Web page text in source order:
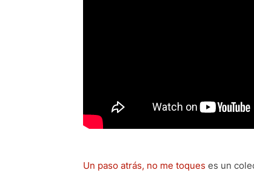
Un paso atrás, no me toques es un